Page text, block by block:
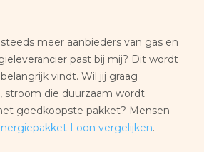
meer aanbieders van gas en
past bij mij? Dit wordt
vindt. Wil jij graag
stroom die duurzaam wordt
goedkoopste pakket? Mensen
Loon vergelijken.